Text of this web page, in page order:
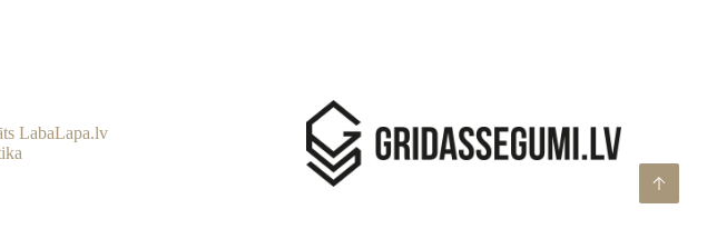
LabaLapa.lv